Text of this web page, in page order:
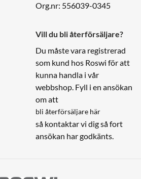
Org.nr: 556039-0345
Vill du bli återförsäljare?
Du måste vara registrerad
som kund hos Roswi för att
kunna handla i vår
webbshop. Fyll i en ansökan
om att
bli återförsäljare här
så kontaktar vi dig så fort
ansökan har godkänts.